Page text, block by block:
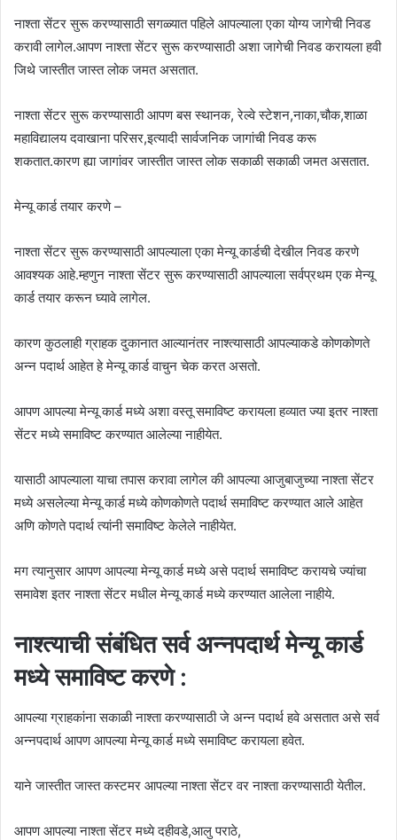
नाश्ता सेंटर सुरू करण्यासाठी सगळ्यात पहिले आपल्याला एका योग्य जागेची निवड
करावी लागेल.आपण नाश्ता सेंटर सुरू करण्यासाठी अशा जागेची निवड करायला हवी
जिथे जास्तीत जास्त लोक जमत असतात.
नाश्ता सेंटर सुरू करण्यासाठी आपण बस स्थानक, रेल्वे स्टेशन,नाका,चौक,शाळा
महाविद्यालय दवाखाना परिसर,इत्यादी सार्वजनिक जागांची निवड करू
शकतात.कारण ह्या जागांवर जास्तीत जास्त लोक सकाळी सकाळी जमत असतात.
मेन्यू कार्ड तयार करणे –
नाश्ता सेंटर सुरू करण्यासाठी आपल्याला एका मेन्यू कार्डची देखील निवड करणे
आवश्यक आहे.म्हणुन नाश्ता सेंटर सुरू करण्यासाठी आपल्याला सर्वप्रथम एक मेन्यू
कार्ड तयार करून घ्यावे लागेल.
कारण कुठलाही ग्राहक दुकानात आल्यानंतर नाश्त्यासाठी आपल्याकडे कोणकोणते
अन्न पदार्थ आहेत हे मेन्यू कार्ड वाचुन चेक करत असतो.
आपण आपल्या मेन्यू कार्ड मध्ये अशा वस्तू समाविष्ट करायला हव्यात ज्या इतर नाश्ता
सेंटर मध्ये समाविष्ट करण्यात आलेल्या नाहीयेत.
यासाठी आपल्याला याचा तपास करावा लागेल की आपल्या आजुबाजुच्या नाश्ता सेंटर
मध्ये असलेल्या मेन्यू कार्ड मध्ये कोणकोणते पदार्थ समाविष्ट करण्यात आले आहेत
अणि कोणते पदार्थ त्यांनी समाविष्ट केलेले नाहीयेत.
मग त्यानुसार आपण आपल्या मेन्यू कार्ड मध्ये असे पदार्थ समाविष्ट करायचे ज्यांचा
समावेश इतर नाश्ता सेंटर मधील मेन्यू कार्ड मध्ये करण्यात आलेला नाहीये.
नाश्त्याची संबंधित सर्व अन्नपदार्थ मेन्यू कार्ड
मध्ये समाविष्ट करणे :
आपल्या ग्राहकांना सकाळी नाश्ता करण्यासाठी जे अन्न पदार्थ हवे असतात असे सर्व
अन्नपदार्थ आपण आपल्या मेन्यू कार्ड मध्ये समाविष्ट करायला हवेत.
याने जास्तीत जास्त कस्टमर आपल्या नाश्ता सेंटर वर नाश्ता करण्यासाठी येतील.
आपण आपल्या नाश्ता सेंटर मध्ये दहीवडे,आलु पराठे,